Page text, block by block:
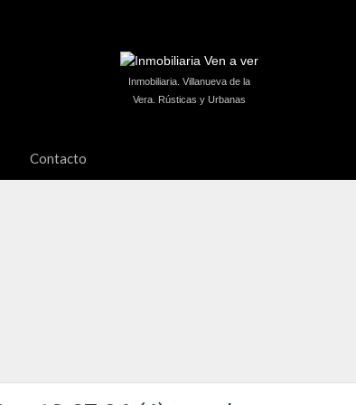
Inmobiliaria. Villanueva de la
Vera. Rústicas y Urbanas
Contacto